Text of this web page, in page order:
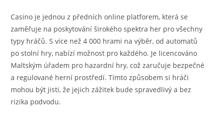
Casino je jednou z předních online platforem, která se
zaměřuje na poskytování širokého spektra her pro všechny
typy hráčů. S více než 4 000 hrami na výběr, od automatů
po stolní hry, nabízí možnost pro každého. Je licencováno
Maltským úřadem pro hazardní hry, což zaručuje bezpečné
a regulované herní prostředí. Tímto způsobem si hráči
mohou být jisti, že jejich zážitek bude spravedlivý a bez
rizika podvodu.